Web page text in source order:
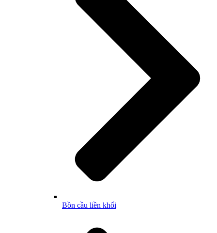
Bồn cầu liền khối